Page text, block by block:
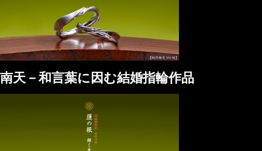
南天－和言葉に因む結婚指輪作品